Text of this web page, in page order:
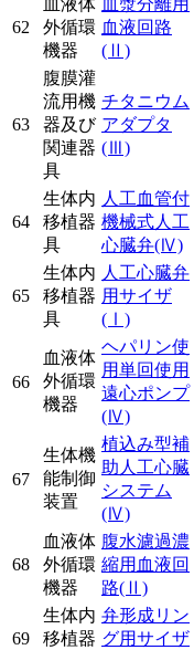
62
血液体
外循環
機器
血漿分離用
血液回路
(Ⅱ)
63
腹膜灌
流用機
器及び
関連器
具
チタニウム
アダプタ
(Ⅲ)
64
生体内
移植器
具
人工血管付
機械式人工
心臓弁(Ⅳ)
65
生体内
移植器
具
人工心臓弁
用サイザ
(Ⅰ)
66
血液体
外循環
機器
ヘパリン使
用単回使用
遠心ポンプ
(Ⅳ)
67
生体機
能制御
装置
植込み型補
助人工心臓
システム
(Ⅳ)
68
血液体
外循環
機器
腹水濾過濃
縮用血液回
路(Ⅱ)
69
生体内
移植器
弁形成リン
グ用サイザ